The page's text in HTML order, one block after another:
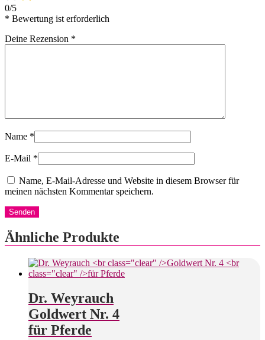
0/5
* Bewertung ist erforderlich
Deine Rezension *
Name *
E-Mail *
Name, E-Mail-Adresse und Website in diesem Browser für
meinen nächsten Kommentar speichern.
Ähnliche Produkte
Dr. Weyrauch
Goldwert Nr. 4
für Pferde